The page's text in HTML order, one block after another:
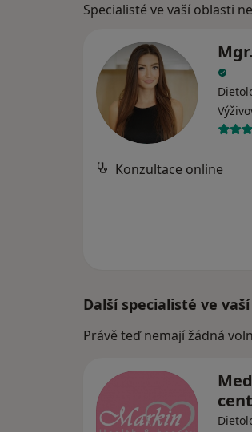
Specialisté ve vaší oblasti
Konzultace online
Další specialisté ve
Právě teď nemají žádná